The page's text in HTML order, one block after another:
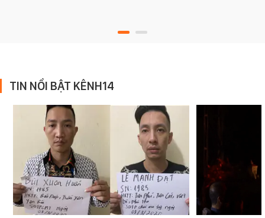
TIN NỔI BẬT KÊNH14